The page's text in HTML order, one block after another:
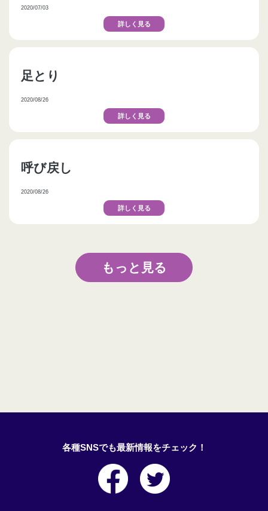
2020/07/03
詳しく見る
足とり
2020/08/26
詳しく見る
呼び戻し
2020/08/26
詳しく見る
もっと見る
各種SNSでも最新情報をチェック！